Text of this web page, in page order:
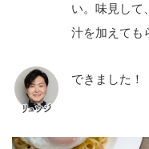
い。味見して
汁を加えても
できました！